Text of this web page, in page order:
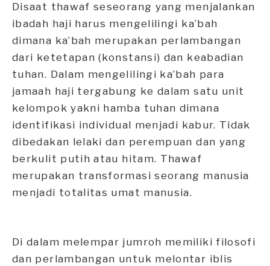
Disaat thawaf seseorang yang menjalankan
ibadah haji harus mengelilingi ka’bah
dimana ka’bah merupakan perlambangan
dari ketetapan (konstansi) dan keabadian
tuhan. Dalam mengelilingi ka’bah para
jamaah haji tergabung ke dalam satu unit
kelompok yakni hamba tuhan dimana
identifikasi individual menjadi kabur. Tidak
dibedakan lelaki dan perempuan dan yang
berkulit putih atau hitam. Thawaf
merupakan transformasi seorang manusia
menjadi totalitas umat manusia.
Di dalam melempar jumroh memiliki filosofi
dan perlambangan untuk melontar iblis